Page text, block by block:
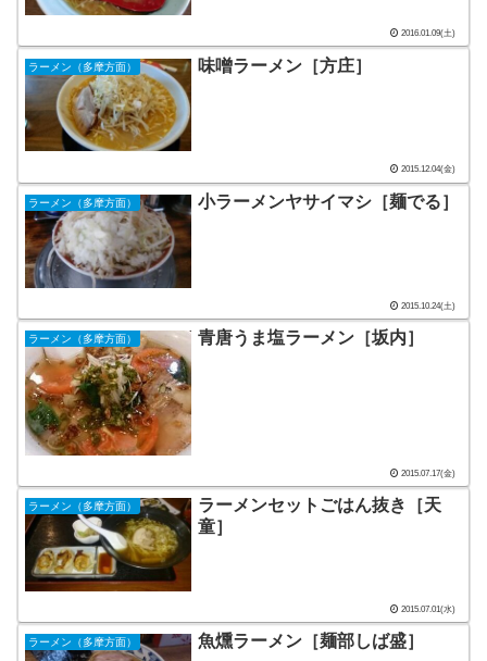
2016.01.09(土)
ラーメン（多摩方面） 味噌ラーメン［方庄］
2015.12.04(金)
ラーメン（多摩方面） 小ラーメンヤサイマシ［麺でる］
2015.10.24(土)
ラーメン（多摩方面） 青唐うま塩ラーメン［坂内］
2015.07.17(金)
ラーメン（多摩方面）
ラーメンセットごはん抜き［天
童］
2015.07.01(水)
ラーメン（多摩方面） 魚燻ラーメン［麺部しば盛］